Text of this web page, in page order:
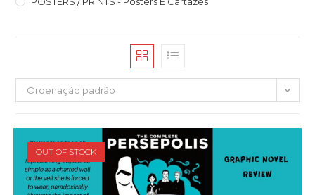
Ordenação padrão
OUT OF STOCK